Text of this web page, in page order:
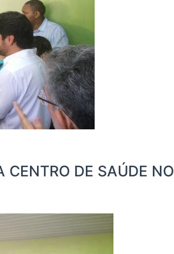
CENTRO DE SAÚDE NO